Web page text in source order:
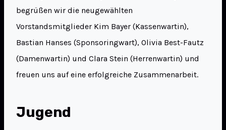
begrüßen wir die neugewählten
Vorstandsmitglieder Kim Bayer (Kassenwartin),
Bastian Hanses (Sponsoringwart), Olivia Best-Fautz
(Damenwartin) und Clara Stein (Herrenwartin) und
freuen uns auf eine erfolgreiche Zusammenarbeit.
Jugend